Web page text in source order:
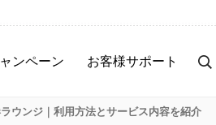
ンペーン お客様サポート
ウンジ｜利用方法とサービス内容を紹介